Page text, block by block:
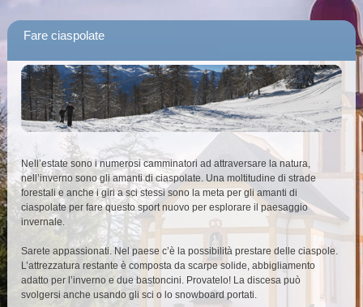
▼
▼
Fare ciaspolate
Nell’estate sono i numerosi camminatori ad attraversare la natura,
nell’inverno sono gli amanti di ciaspolate. Una moltitudine di strade
forestali e anche i giri a sci stessi sono la meta per gli amanti di
ciaspolate per fare questo sport nuovo per esplorare il paesaggio
invernale.
Sarete appassionati. Nel paese c’è la possibilità prestare delle ciaspole.
L’attrezzatura restante è composta da scarpe solide, abbigliamento
adatto per l’inverno e due bastoncini. Provatelo! La discesa può
svolgersi anche usando gli sci o lo snowboard portati.